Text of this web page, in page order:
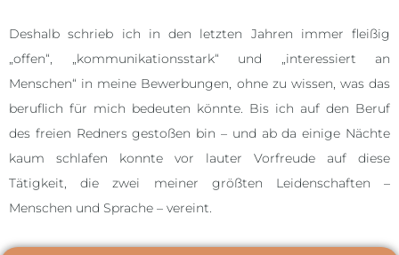
Deshalb schrieb ich in den letzten Jahren immer fleißig
„offen“, „kommu­nikationsstark“ und „interessiert an
Menschen“ in meine Bewerbungen, ohne zu wissen, was das
beruflich für mich bedeuten könnte. Bis ich auf den Beruf
des freien Redners gestoßen bin – und ab da einige Nächte
kaum schlafen konnte vor lauter Vorfreude auf diese
Tätigkeit, die zwei meiner größten Leidenschaften –
Menschen und Sprache – vereint.